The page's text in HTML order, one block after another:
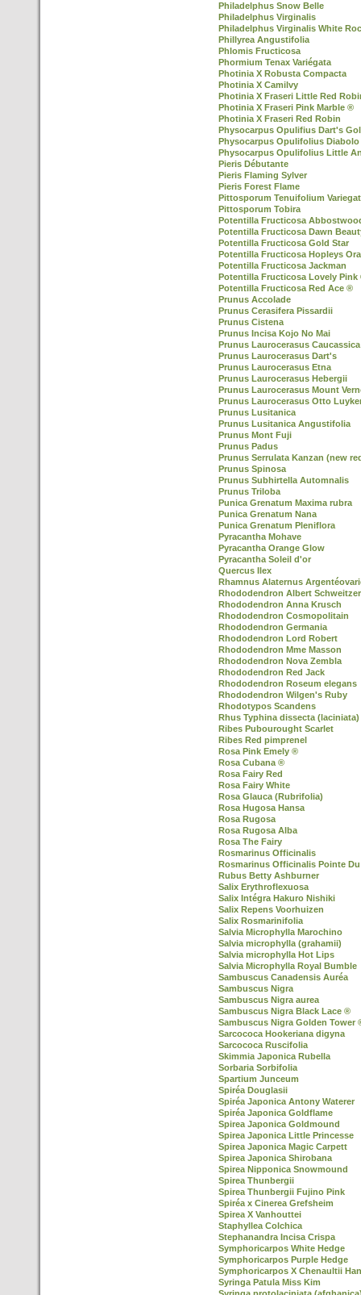
Philadelphus Snow Belle
Philadelphus Virginalis
Philadelphus Virginalis White
Phillyrea Angustifolia
Phlomis Fructicosa
Phormium Tenax Variégata
Photinia X Robusta Compacta
Photinia X Camilvy
Photinia X Fraseri Little Red
Photinia X Fraseri Pink Marble ®
Photinia X Fraseri Red Robin
Physocarpus Opulifius Dart's
Physocarpus Opulifolius Diabolo
Physocarpus Opulifolius Little
Pieris Débutante
Pieris Flaming Sylver
Pieris Forest Flame
Pittosporum Tenuifolium
Pittosporum Tobira
Potentilla Fructicosa
Potentilla Fructicosa Dawn
Potentilla Fructicosa Gold Star
Potentilla Fructicosa Hopleys
Potentilla Fructicosa Jackman
Potentilla Fructicosa Lovely Pink
Potentilla Fructicosa Red Ace ®
Prunus Accolade
Prunus Cerasifera Pissardii
Prunus Cistena
Prunus Incisa Kojo No Mai
Prunus Laurocerasus Caucassica
Prunus Laurocerasus Dart's
Prunus Laurocerasus Etna
Prunus Laurocerasus Hebergii
Prunus Laurocerasus Mount
Prunus Laurocerasus Otto
Prunus Lusitanica
Prunus Lusitanica Angustifolia
Prunus Mont Fuji
Prunus Padus
Prunus Serrulata Kanzan (new
Prunus Spinosa
Prunus Subhirtella Automnalis
Prunus Triloba
Punica Grenatum Maxima rubra
Punica Grenatum Nana
Punica Grenatum Pleniflora
Pyracantha Mohave
Pyracantha Orange Glow
Pyracantha Soleil d'or
Quercus Ilex
Rhamnus Alaternus
Rhododendron Albert Schweitzer
Rhododendron Anna Krusch
Rhododendron Cosmopolitain
Rhododendron Germania
Rhododendron Lord Robert
Rhododendron Mme Masson
Rhododendron Nova Zembla
Rhododendron Red Jack
Rhododendron Roseum elegans
Rhododendron Wilgen's Ruby
Rhodotypos Scandens
Rhus Typhina dissecta (laciniata)
Ribes Pubourought Scarlet
Ribes Red pimprenel
Rosa Pink Emely ®
Rosa Cubana ®
Rosa Fairy Red
Rosa Fairy White
Rosa Glauca (Rubrifolia)
Rosa Hugosa Hansa
Rosa Rugosa
Rosa Rugosa Alba
Rosa The Fairy
Rosmarinus Officinalis
Rosmarinus Officinalis Pointe Du
Rubus Betty Ashburner
Salix Erythroflexuosa
Salix Intégra Hakuro Nishiki
Salix Repens Voorhuizen
Salix Rosmarinifolia
Salvia Microphylla Marochino
Salvia microphylla (grahamii)
Salvia microphylla Hot Lips
Salvia Microphylla Royal Bumble
Sambuscus Canadensis Auréa
Sambuscus Nigra
Sambuscus Nigra aurea
Sambuscus Nigra Black Lace ®
Sambuscus Nigra Golden Tower
Sarcococa Hookeriana digyna
Sarcococa Ruscifolia
Skimmia Japonica Rubella
Sorbaria Sorbifolia
Spartium Junceum
Spiréa Douglasii
Spiréa Japonica Antony Waterer
Spiréa Japonica Goldflame
Spirea Japonica Goldmound
Spirea Japonica Little Princesse
Spirea Japonica Magic Carpett
Spirea Japonica Shirobana
Spirea Nipponica Snowmound
Spirea Thunbergii
Spirea Thunbergii Fujino Pink
Spiréa x Cinerea Grefsheim
Spirea X Vanhouttei
Staphyllea Colchica
Stephanandra Incisa Crispa
Symphoricarpos White Hedge
Symphoricarpos Purple Hedge
Symphoricarpos X Chenaultii
Syringa Patula Miss Kim